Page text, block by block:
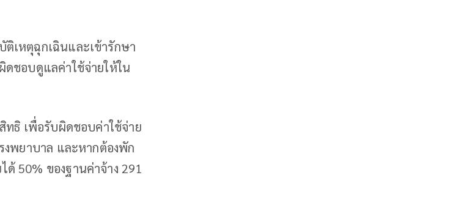
เหตุฉุกเฉินและเข้ารักษา
ดชอบดูแลค่าใช้จ่ายให้ใน
ทธิ เพื่อรับผิดชอบค่าใช้จ่าย
งพยาบาล และหากต้องพัก
50% ของฐานค่าจ้าง 291